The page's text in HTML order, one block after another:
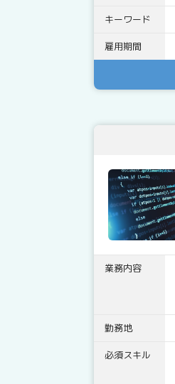
キーワード
雇用期間
業務内容
勤務地
必須スキル